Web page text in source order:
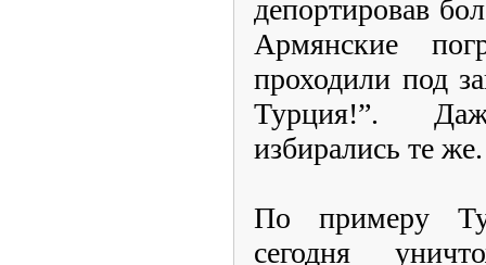
депортировав
Армянские
проходили под
Турция!”.
избирались те же.
По примеру
сегодня